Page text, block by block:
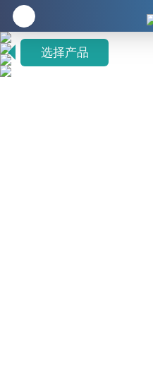
企业 全方位健康养生
选择产品